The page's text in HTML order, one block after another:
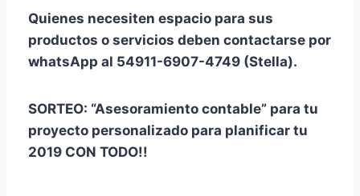
Quienes necesiten espacio para sus
productos o servicios deben contactarse por
whatsApp al 54911-6907-4749 (Stella).
SORTEO: “Asesoramiento contable” para tu
proyecto personalizado para planificar tu
2019 CON TODO!!